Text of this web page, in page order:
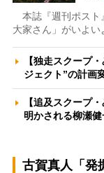
本誌『週刊ポスト
大家さん」がいよ
【独走スクープ
ジェクト”の計画
【追及スクープ
明かされる柳瀬
古賀真人「発